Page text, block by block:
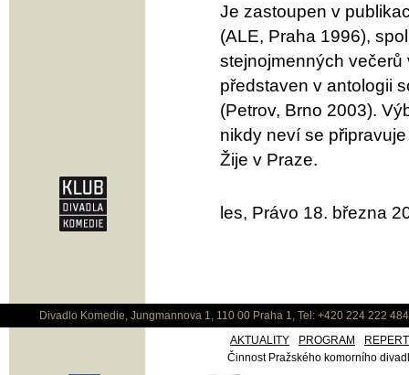
Je zastoupen v
(ALE, Praha 1996),
stejnojmenných večerů
představen v antologii
(Petrov, Brno 2003).
nikdy neví se
Žije v Praze.
les, Právo 18. března
Divadlo Komedie, Jungmannova 1, 110 00 Praha 1, Tel: +420 224 222
AKTUALITY
PROGRAM
Činnost Pražského komorního